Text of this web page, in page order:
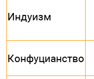
Индуизм
Конфуцианство